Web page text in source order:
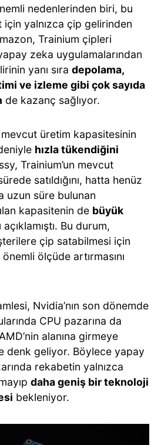
nedenlerinden biri, bu
için yalnızca çip gelirinden
Trainium çipleri
zeka uygulamalarından
yanı sıra depolama,
ve izleme gibi çok sayıda
de kazanç sağlıyor.
üretim kapasitesinin
hızla tükendiğini
Trainium’un mevcut
satıldığını, hatta henüz
uzun süre bulunan
kapasitenin de büyük
açıklamıştı. Bu durum,
çip satabilmesi için
ölçüde artırmasını
Nvidia’nın son dönemde
CPU pazarına da
alanına girmeye
denk geliyor. Böylece yapay
rekabetin yalnızca
daha geniş bir teknoloji
bekleniyor.